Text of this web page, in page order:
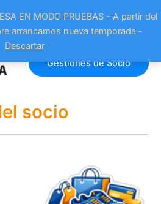
EN MODO PRUEBAS - A partir del
arrancamos nueva temporada -
Descartar
Gestiones de Socio
socio